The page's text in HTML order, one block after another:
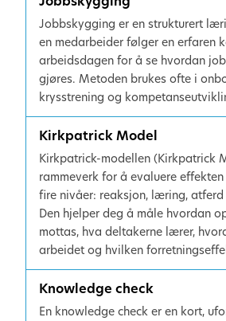
Jobbskygging er en strukturert
en medarbeider følger en erfaren
arbeidsdagen for å se hvordan
gjøres. Metoden brukes ofte i
krysstrening og
Kirkpatrick Model
Kirkpatrick-modellen (Kirkpatrick
rammeverk for å evaluere
fire nivåer: reaksjon, læring, atferd
Den hjelper deg å måle hvordan
mottas, hva deltakerne lærer,
arbeidet og hvilken
Knowledge check
En knowledge check er en kort,